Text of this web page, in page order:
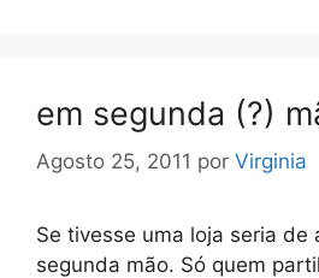
em segunda (?)
Agosto 25, 2011 por Virginia
Se tivesse uma loja seria de
segunda mão. Só quem